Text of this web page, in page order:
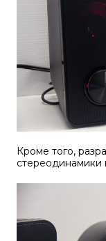
Кроме того,
стереодинамики